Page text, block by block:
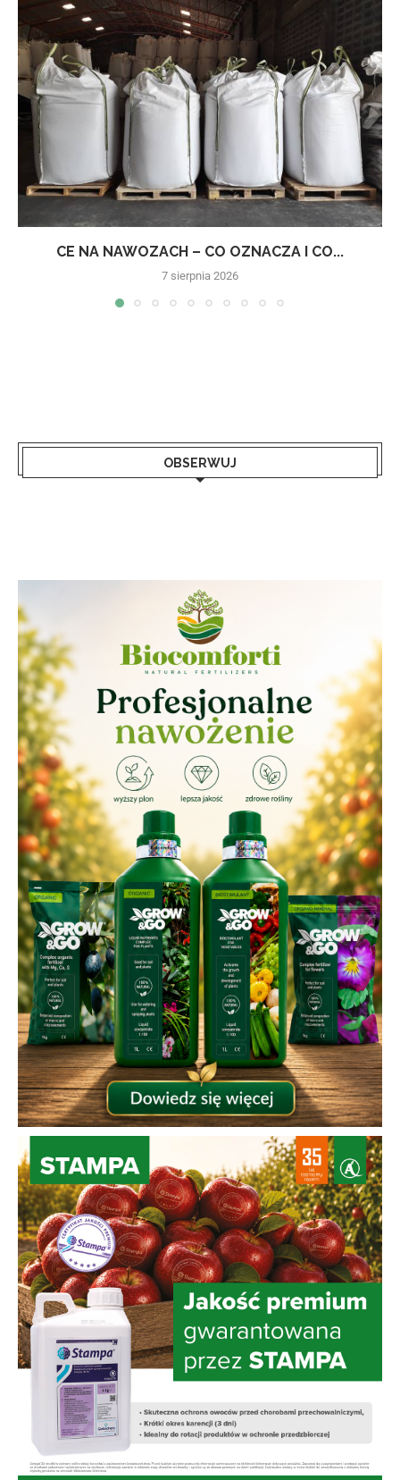
CE NA NAWOZACH – CO OZNACZA I CO...
7 sierpnia 2026
OBSERWUJ